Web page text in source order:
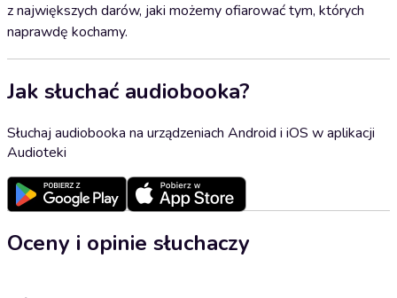
z największych darów, jaki możemy ofiarować tym, których
naprawdę kochamy.
Jak słuchać audiobooka?
Słuchaj audiobooka na urządzeniach Android i iOS w aplikacji
Audioteki
Oceny i opinie słuchaczy